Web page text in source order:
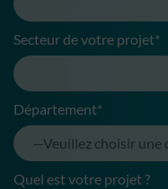
Secteur de votre projet*
Département*
Quel est votre projet ?